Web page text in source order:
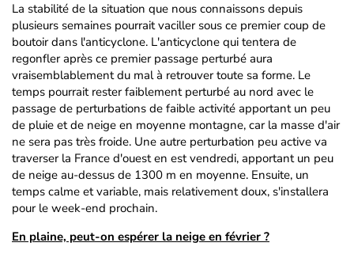
La stabilité de la situation que nous connaissons depuis
plusieurs semaines pourrait vaciller sous ce premier coup de
boutoir dans l'anticyclone. L'anticyclone qui tentera de
regonfler après ce premier passage perturbé aura
vraisemblablement du mal à retrouver toute sa forme. Le
temps pourrait rester faiblement perturbé au nord avec le
passage de perturbations de faible activité apportant un peu
de pluie et de neige en moyenne montagne, car la masse d'air
ne sera pas très froide. Une autre perturbation peu active va
traverser la France d'ouest en est vendredi, apportant un peu
de neige au-dessus de 1300 m en moyenne. Ensuite, un
temps calme et variable, mais relativement doux, s'installera
pour le week-end prochain.
En plaine, peut-on espérer la neige en février ?